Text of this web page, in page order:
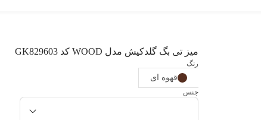
میز تی بگ گلدکیش مدل WOOD کد GK829603
رنگ
قهوه ای
جنس